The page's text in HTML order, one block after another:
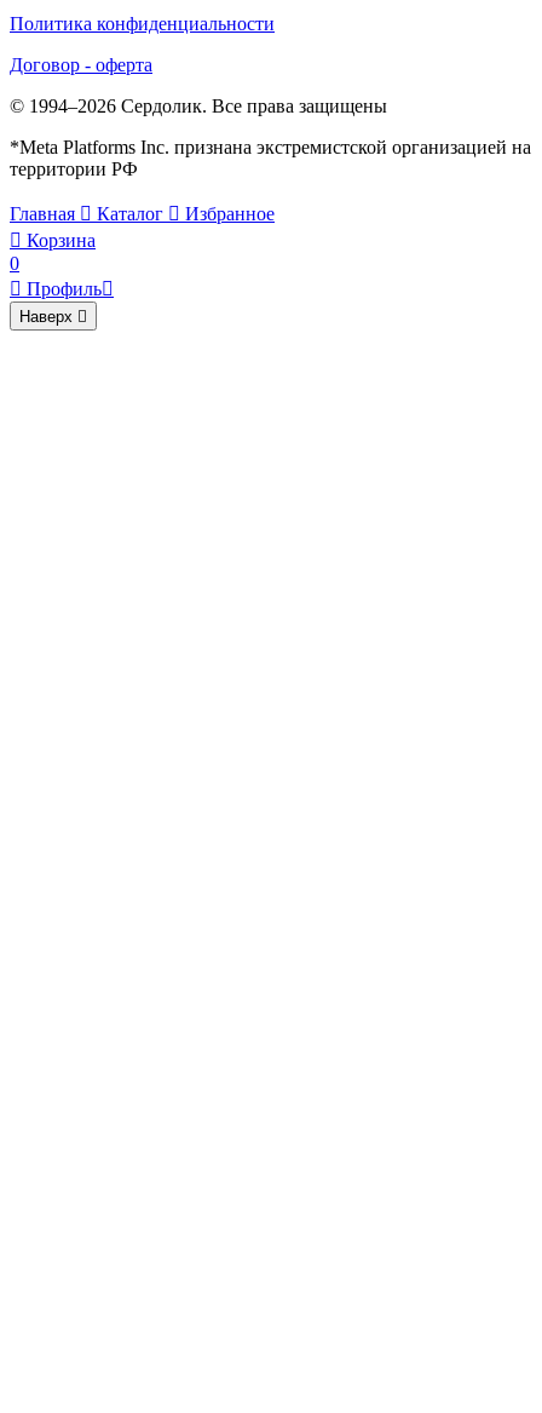
Политика конфиденциальности
Договор - оферта
© 1994–2026 Сердолик. Все права защищены
*Meta Platforms Inc. признана экстремистской организацией на
территории РФ
Главная  Каталог  Избранное
 Корзина
0
 Профиль
Наверх 